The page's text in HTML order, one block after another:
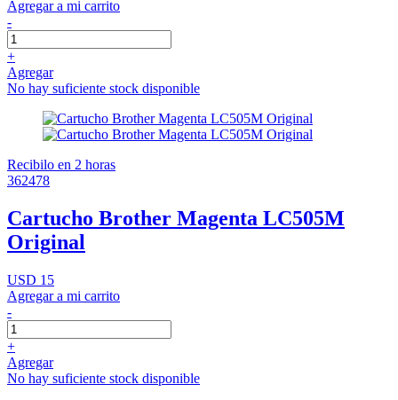
Agregar a mi carrito
-
+
Agregar
No hay suficiente stock disponible
Recibilo en 2 horas
362478
Cartucho Brother Magenta LC505M
Original
USD 15
Agregar a mi carrito
-
+
Agregar
No hay suficiente stock disponible